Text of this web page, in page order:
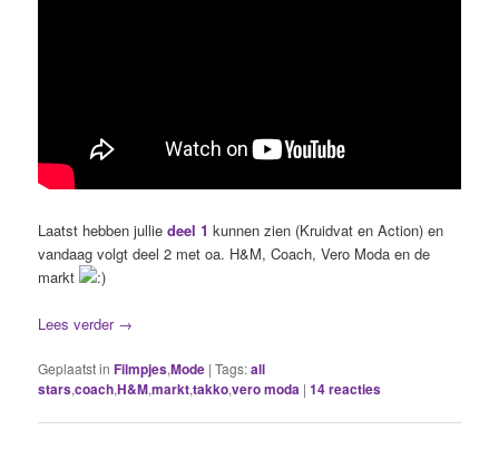
Laatst hebben julliedeel 1 kunnen zien (Kruidvat en Action) en
vandaag volgt deel 2 met oa. H&M, Coach, Vero Moda en de
markt
Lees verder →
Geplaatst in Filmpjes,Mode |Tags:all
stars,coach,H&M,markt,takko,vero moda |14reacties